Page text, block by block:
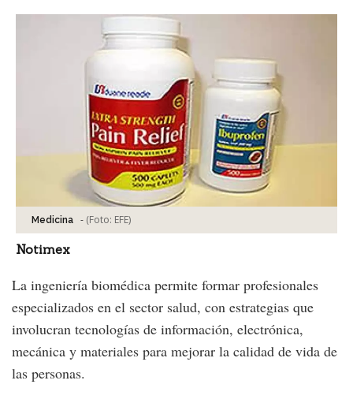
Medicina - (Foto: EFE)
Notimex
La ingeniería biomédica permite formar profesionales
especializados en el sector salud, con estrategias que
involucran tecnologías de información, electrónica,
mecánica y materiales para mejorar la calidad de vida de
las personas.